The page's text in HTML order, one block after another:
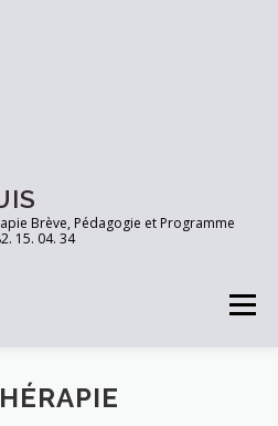
Brève, Pédagogie et Programme
15. 04. 34
Menu
VOUS! LES OUTILS